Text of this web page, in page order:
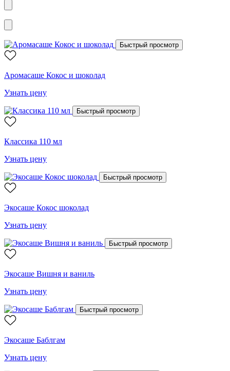
Быстрый просмотр
Аромасаше Кокос и шоколад
Узнать цену
Быстрый просмотр
Классика 110 мл
Узнать цену
Быстрый просмотр
Экосаше Кокос шоколад
Узнать цену
Быстрый просмотр
Экосаше Вишня и ваниль
Узнать цену
Быстрый просмотр
Экосаше Баблгам
Узнать цену